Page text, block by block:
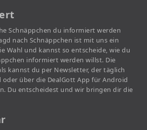
Schnäppchen du informiert werden
nach Schnäppchen ist mit uns ein
Wahl und kannst so entscheide, wie du
informiert werden willst. Die
kannst du per Newsletter, der täglich
über die DealGott App für Android
Du entscheidest und wir bringen dir die